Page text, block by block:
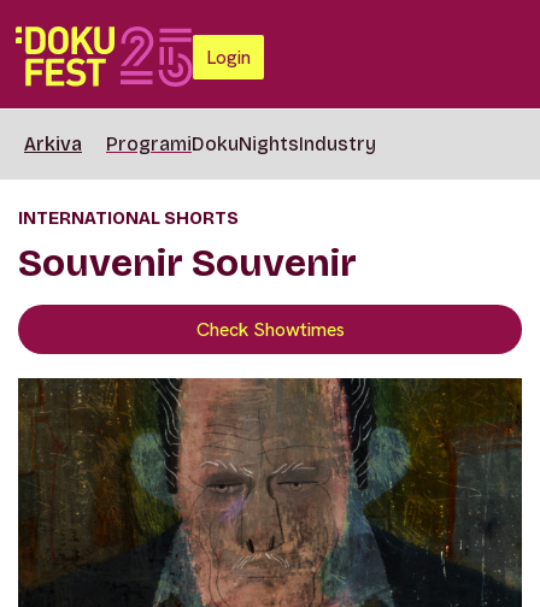
Login
Arkiva ProgramiDokuNightsIndustry
INTERNATIONAL SHORTS
Souvenir Souvenir
Check Showtimes